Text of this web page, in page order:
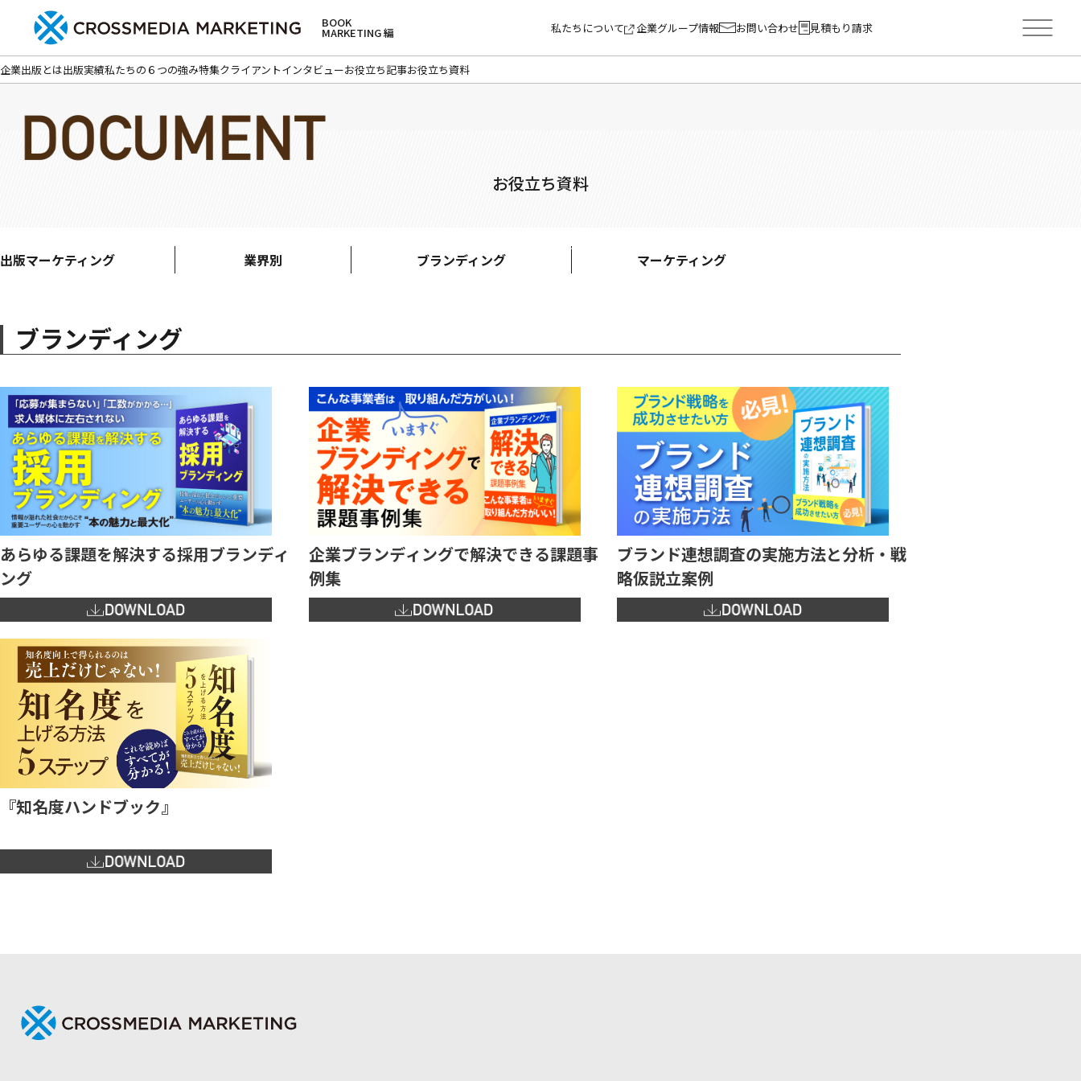
BOOK
MARKETING 編 私たちについて 企業グループ情報 お問い合わせ 見積もり請求
企業出版とは出版実績私たちの６つの強み特集クライアントインタビューお役立ち記事お役立ち資料
お役立ち資料
出版マーケティング 業界別 ブランディング マーケティング
ブランディング
あらゆる課題を解決する採用ブランディ
ング
企業ブランディングで解決できる課題事
例集
ブランド連想調査の実施方法と分析・戦
略仮説立案例
『知名度ハンドブック』